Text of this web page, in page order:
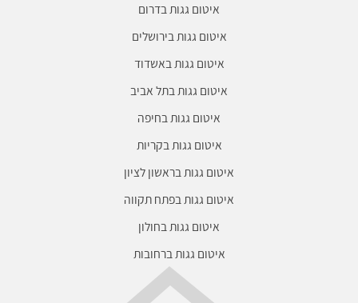
איטום גגות בדרום
איטום גגות בירושלים
איטום גגות באשדוד
איטום גגות בתל אביב
איטום גגות בחיפה
איטום גגות בקריות
איטום גגות בראשון לציון
איטום גגות בפתח תקווה
איטום גגות בחולון
איטום גגות ברחובות